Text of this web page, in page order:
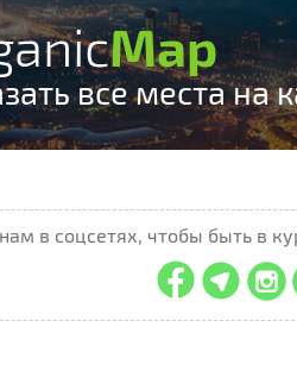
Map
все места на
в соцсетях, чтобы быть в